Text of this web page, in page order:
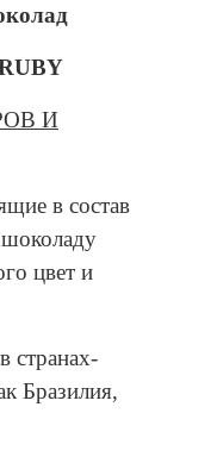
И
в состав
цвет и
странах-
Бразилия,